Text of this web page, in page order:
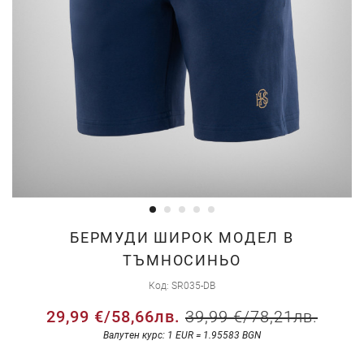
БЕРМУДИ ШИРОК МОДЕЛ В
ТЪМНОСИНЬО
Код SR035-DB
29,99 €/58,66лв. 39,99 €/78,21лв.
Валутен курс: 1 EUR = 1.95583 BGN
Преминете
галерия